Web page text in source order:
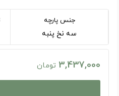
جنس پارچه
سه نخ پنبه
3,437,000 تومان